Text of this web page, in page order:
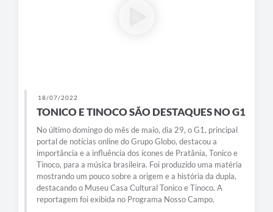
18/07/2022
TONICO E TINOCO SÃO DESTAQUES NO G1
No último domingo do mês de maio, dia 29, o G1, principal
portal de notícias online do Grupo Globo, destacou a
importância e a influência dos ícones de Pratânia, Tonico e
Tinoco, para a música brasileira. Foi produzido uma matéria
mostrando um pouco sobre a origem e a história da dupla,
destacando o Museu Casa Cultural Tonico e Tinoco. A
reportagem foi exibida no Programa Nosso Campo.